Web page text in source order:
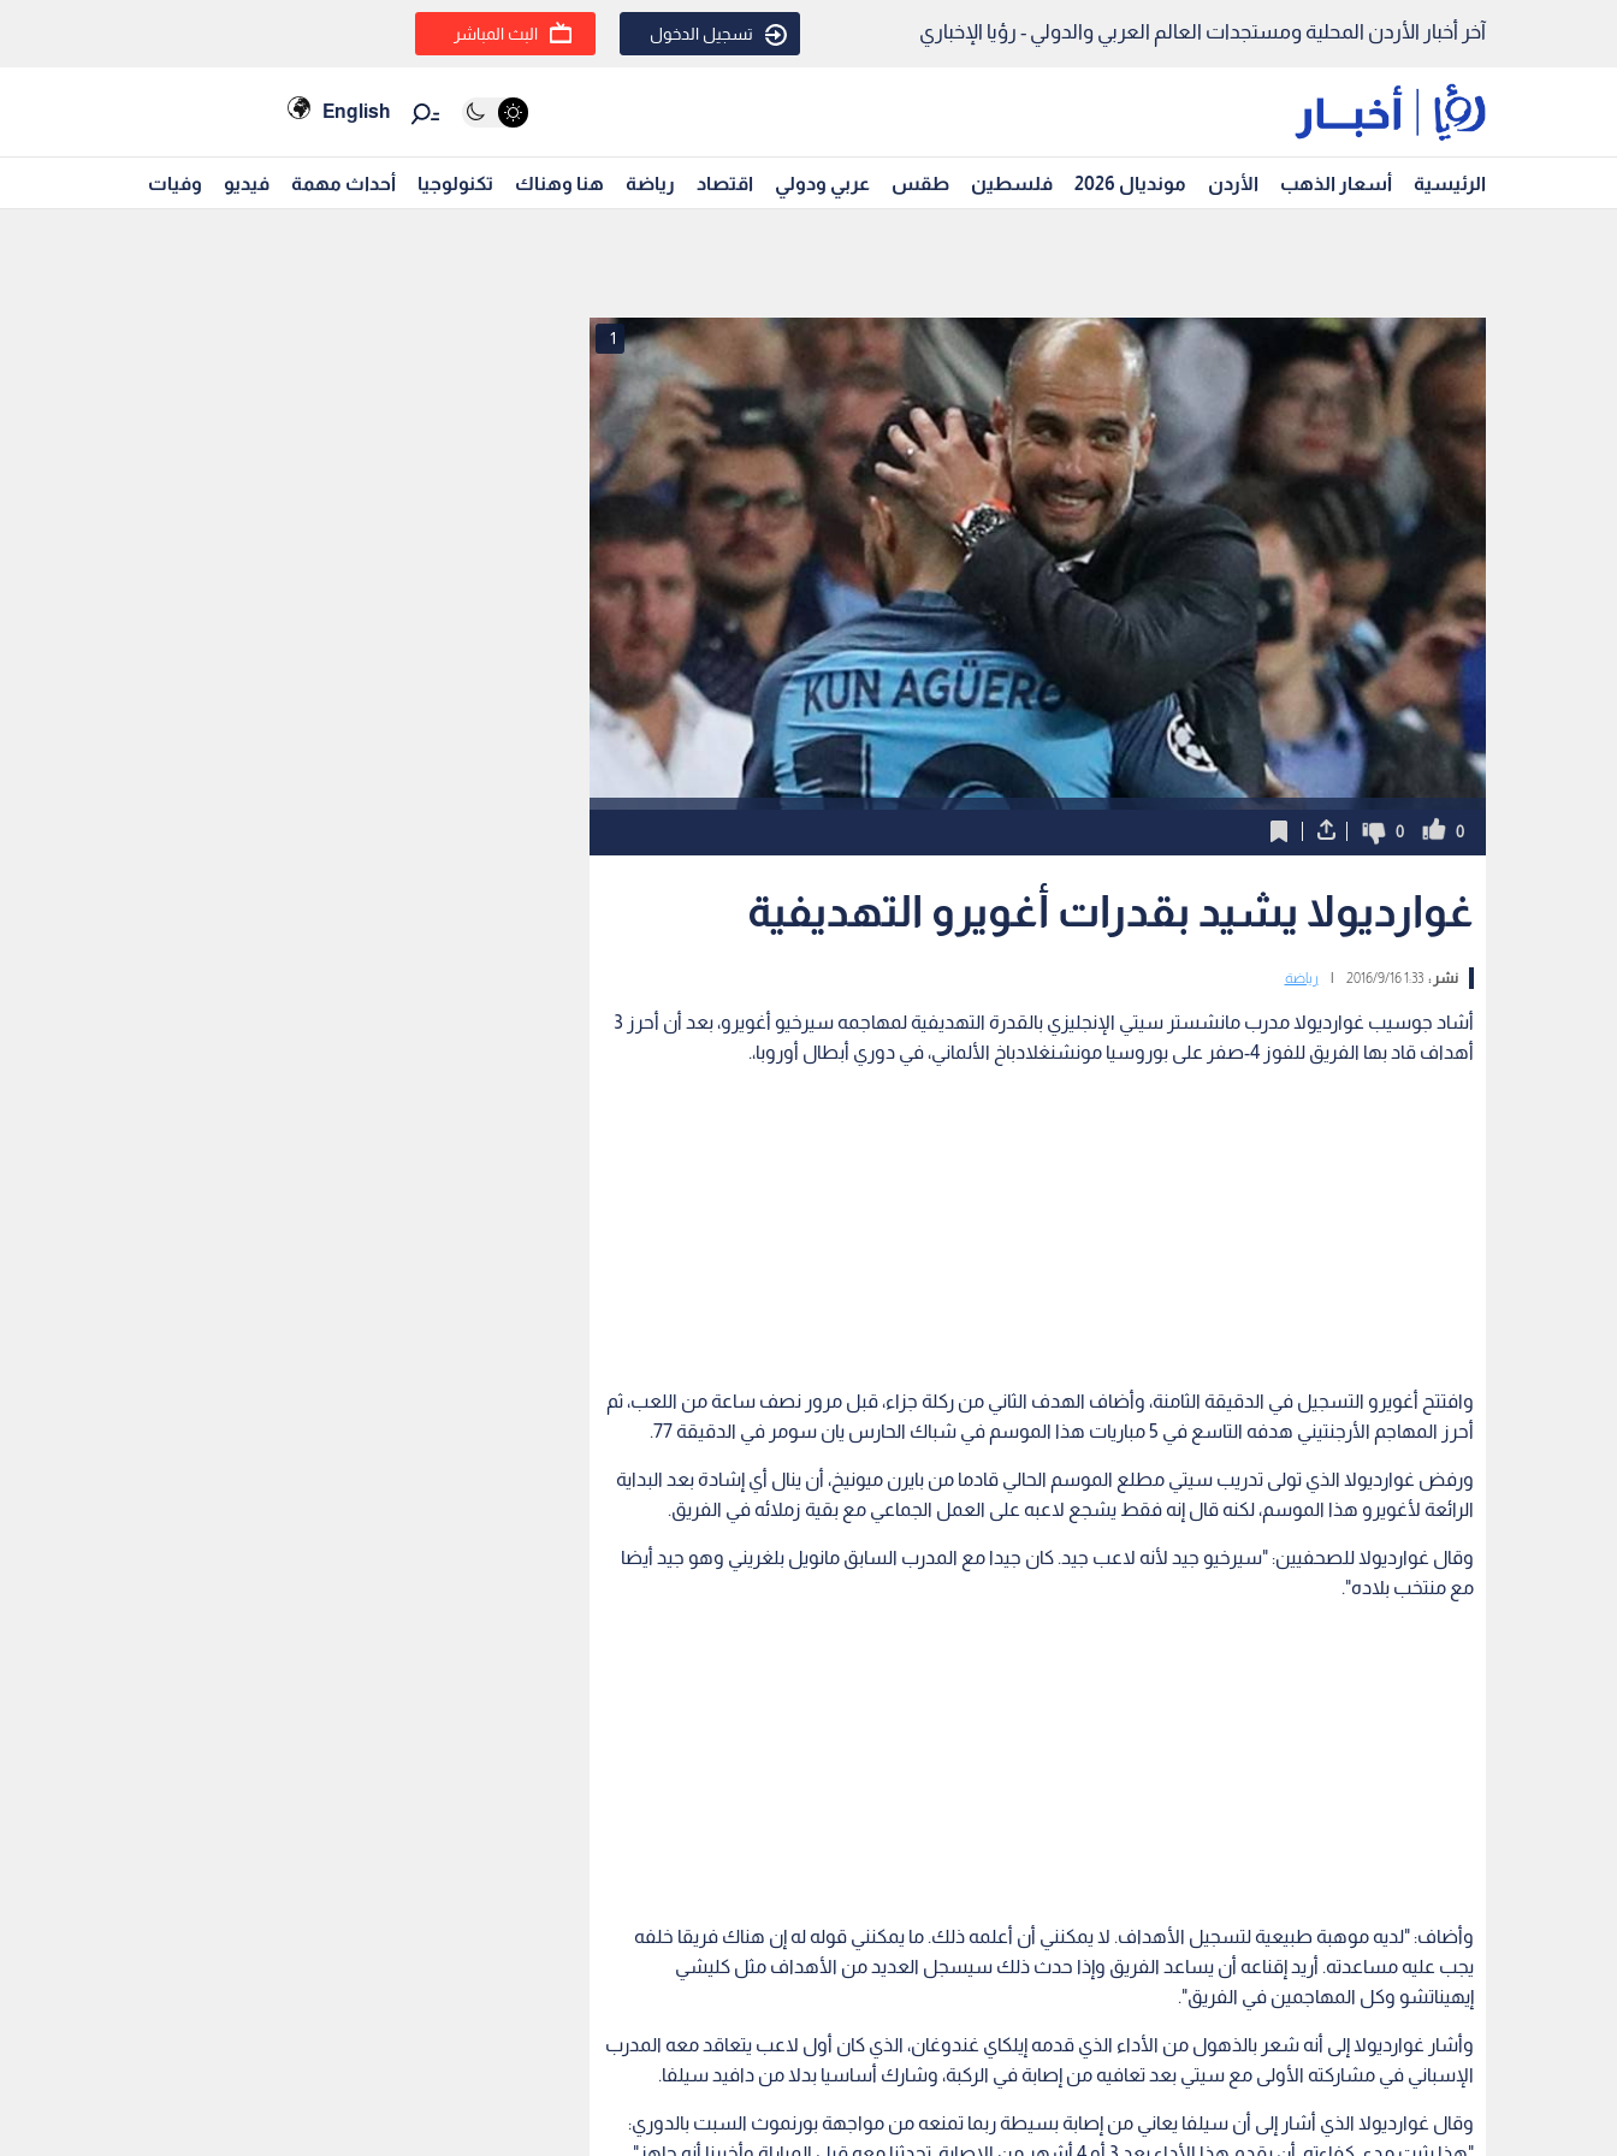
آخر أخبار الأردن المحلية ومستجدات العالم العربي والدولي - رؤيا الإخباري تسجيل الدخول البث المباشر
English
الرئيسية أسعار الذهب الأردن مونديال 2026 فلسطين طقس عربي ودولي اقتصاد رياضة هنا وهناك تكنولوجيا أحداث مهمة فيديو وفيات
1
0
0
غوارديولا يشيد بقدرات أغويرو التهديفية
نشر :1:33 2016/9/16 رياضة
أشاد جوسيب غوارديولا مدرب مانشستر سيتي الإنجليزي بالقدرة التهديفية لمهاجمه سيرخيو أغويرو، بعد أن أحرز 3
أهداف قاد بها الفريق للفوز 4-صفر على بوروسيا مونشنغلادباخ الألماني، في دوري أبطال أوروبا،.
وافتتح أغويرو التسجيل في الدقيقة الثامنة، وأضاف الهدف الثاني من ركلة جزاء، قبل مرور نصف ساعة من اللعب، ثم
أحرز المهاجم الأرجنتيني هدفه التاسع في 5 مباريات هذا الموسم في شباك الحارس يان سومر في الدقيقة 77.
ورفض غوارديولا الذي تولى تدريب سيتي مطلع الموسم الحالي قادما من بايرن ميونيخ، أن ينال أي إشادة بعد البداية
الرائعة لأغويرو هذا الموسم، لكنه قال إنه فقط يشجع لاعبه على العمل الجماعي مع بقية زملائه في الفريق.
وقال غوارديولا للصحفيين: "سيرخيو جيد لأنه لاعب جيد. كان جيدا مع المدرب السابق مانويل بلغريني وهو جيد أيضا
مع منتخب بلاده".
وأضاف: "لديه موهبة طبيعية لتسجيل الأهداف. لا يمكنني أن أعلمه ذلك. ما يمكنني قوله له إن هناك فريقا خلفه
يجب عليه مساعدته. أريد إقناعه أن يساعد الفريق وإذا حدث ذلك سيسجل العديد من الأهداف مثل كليشي
إيهيناتشو وكل المهاجمين في الفريق".
وأشار غوارديولا إلى أنه شعر بالذهول من الأداء الذي قدمه إيلكاي غندوغان، الذي كان أول لاعب يتعاقد معه المدرب
الإسباني في مشاركته الأولى مع سيتي بعد تعافيه من إصابة في الركبة، وشارك أساسيا بدلا من دافيد سيلفا.
وقال غوارديولا الذي أشار إلى أن سيلفا يعاني من إصابة بسيطة ربما تمنعه من مواجهة بورنموث السبت بالدوري: